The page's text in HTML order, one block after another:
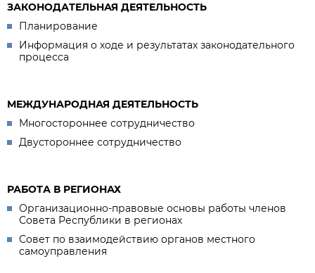
ЗАКОНОДАТЕЛЬНАЯ ДЕЯТЕЛЬНОСТЬ
Планирование
Информация о ходе и результатах законодательного
процесса
МЕЖДУНАРОДНАЯ ДЕЯТЕЛЬНОСТЬ
Многостороннее сотрудничество
Двустороннее сотрудничество
РАБОТА В РЕГИОНАХ
Организационно-правовые основы работы членов
Совета Республики в регионах
Совет по взаимодействию органов местного
самоуправления